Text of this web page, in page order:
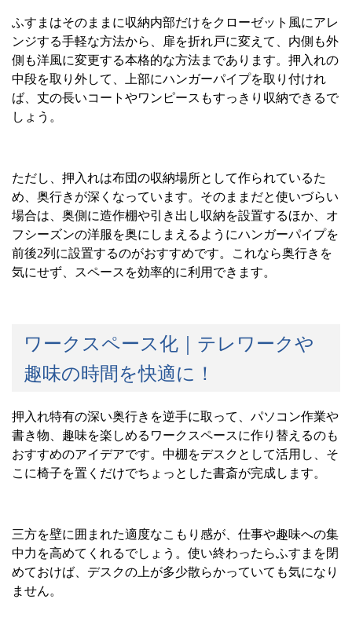
ふすまはそのままに収納内部だけをクローゼット風にアレ
ンジする手軽な方法から、扉を折れ戸に変えて、内側も外
側も洋風に変更する本格的な方法まであります。押入れの
中段を取り外して、上部にハンガーパイプを取り付けれ
ば、丈の長いコートやワンピースもすっきり収納できるで
しょう。
ただし、押入れは布団の収納場所として作られているた
め、奥行きが深くなっています。そのままだと使いづらい
場合は、奥側に造作棚や引き出し収納を設置するほか、オ
フシーズンの洋服を奥にしまえるようにハンガーパイプを
前後2列に設置するのがおすすめです。これなら奥行きを
気にせず、スペースを効率的に利用できます。
ワークスペース化｜テレワークや
趣味の時間を快適に！
押入れ特有の深い奥行きを逆手に取って、パソコン作業や
書き物、趣味を楽しめるワークスペースに作り替えるのも
おすすめのアイデアです。中棚をデスクとして活用し、そ
こに椅子を置くだけでちょっとした書斎が完成します。
三方を壁に囲まれた適度なこもり感が、仕事や趣味への集
中力を高めてくれるでしょう。使い終わったらふすまを閉
めておけば、デスクの上が多少散らかっていても気になり
ません。